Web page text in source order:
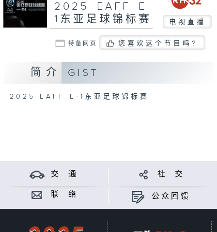
2025 EAFF E-
1东亚足球锦标赛
电视直播
特备网页 您喜欢这个节目吗?
简介 GIST
2025 EAFF E-1东亚足球锦标赛
交 通 社 交
联 络 公众回馈